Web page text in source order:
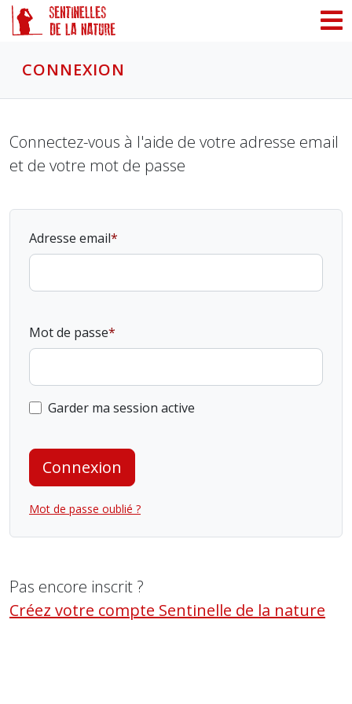
CONNEXION
Connectez-vous à l'aide de votre adresse email
et de votre mot de passe
Adresse email
Mot de passe
Garder ma session active
Connexion
Mot de passe oublié ?
Pas encore inscrit ?
Créez votre compte Sentinelle de la nature
Panneau de gestion des cookies